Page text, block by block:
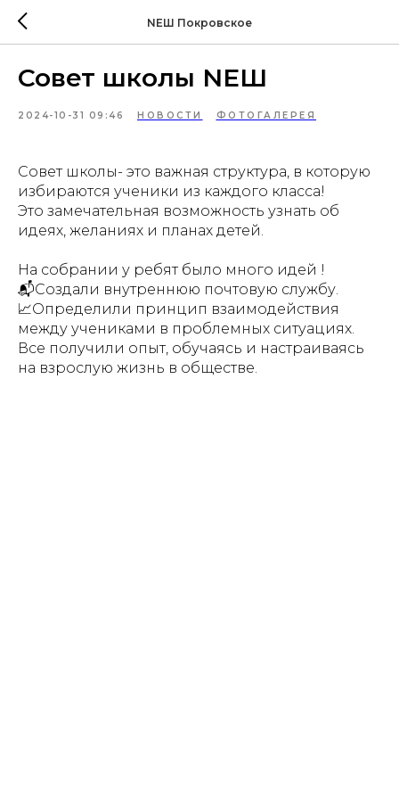
NEШ Покровское
Совет школы NEШ
2024-10-31 09:46 НОВОСТИ ФОТОГАЛЕРЕЯ
Совет школы- это важная структура, в которую
избираются ученики из каждого класса!
Это замечательная возможность узнать об
идеях, желаниях и планах детей.
На собрании у ребят было много идей !
📬Создали внутреннюю почтовую службу.
📈Определили принцип взаимодействия
между учениками в проблемных ситуациях.
Все получили опыт, обучаясь и настраиваясь
на взрослую жизнь в обществе.